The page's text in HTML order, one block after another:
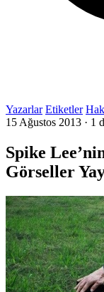
Yazarlar Etiketler
15 Ağustos 2013 · 1
Spike
Görseller